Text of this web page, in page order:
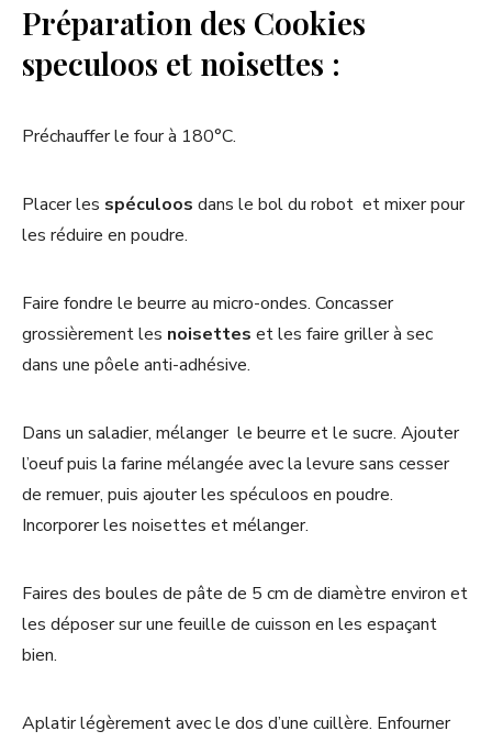
Préparation des Cookies
speculoos et noisettes :
Préchauffer le four à 180°C.
Placer les spéculoos dans le bol du robot et mixer pour
les réduire en poudre.
Faire fondre le beurre au micro-ondes. Concasser
grossièrement les noisettes et les faire griller à sec
dans une pôele anti-adhésive.
Dans un saladier, mélanger le beurre et le sucre. Ajouter
l’oeuf puis la farine mélangée avec la levure sans cesser
de remuer, puis ajouter les spéculoos en poudre.
Incorporer les noisettes et mélanger.
Faires des boules de pâte de 5 cm de diamètre environ et
les déposer sur une feuille de cuisson en les espaçant
bien.
Aplatir légèrement avec le dos d’une cuillère. Enfourner